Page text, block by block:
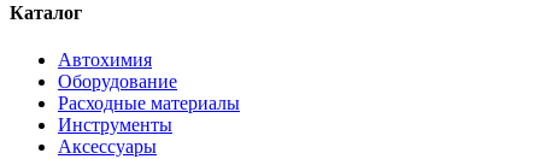
Каталог
Автохимия
Оборудование
Расходные материалы
Инструменты
Аксессуары